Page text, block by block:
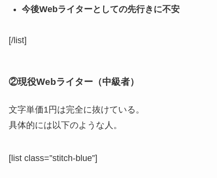
今後Webライターとしての先行きに不安
[/list]
②現役Webライター（中級者）
文字単価1円は完全に抜けている。
具体的には以下のような人。
[list class=”stitch-blue”]